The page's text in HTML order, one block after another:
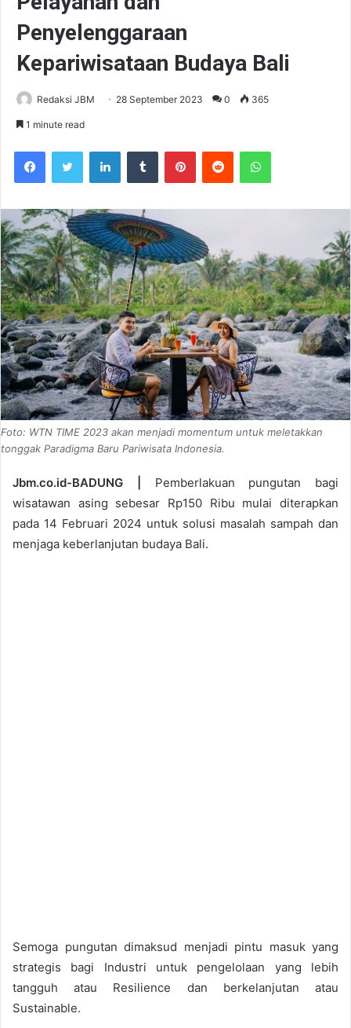
Penyelenggaraan
Kepariwisataan Budaya Bali
Redaksi JBM 28 September 2023 0 365
1 minute read
Foto: WTN TIME 2023 akan menjadi momentum untuk meletakkan
tonggak Paradigma Baru Pariwisata Indonesia.
Jbm.co.id-BADUNG |
Pemberlakuan pungutan bagi
wisatawan asing sebesar Rp150 Ribu mulai diterapkan
pada 14 Februari 2024 untuk solusi masalah sampah dan
menjaga keberlanjutan budaya Bali.
Semoga pungutan dimaksud menjadi pintu masuk yang
strategis bagi Industri untuk pengelolaan yang lebih
tangguh atau Resilience dan berkelanjutan atau
Sustainable.